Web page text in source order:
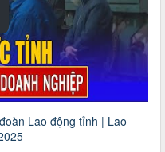
Lao động tỉnh | Lao